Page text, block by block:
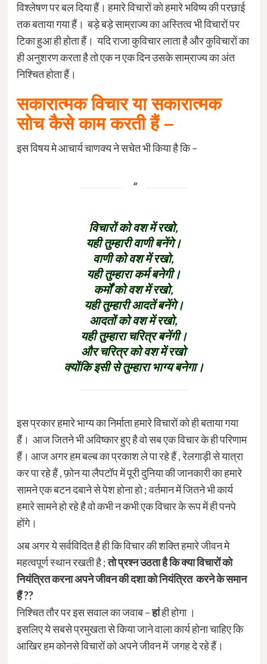
विश्लेषण पर बल दिया हैं। हमारे विचारों को हमारे भविष्य की परछाई
तक बताया गया हैं। बड़े बड़े साम्राज्य का अस्तित्व भी विचारों पर
टिका हुआ ही होता हैं। यदि राजा कुविचार लाता है और कुविचारों का
ही अनुशरण करता है तो एक न एक दिन उसके साम्राज्य का अंत
निश्चित होता हैं।
सकारात्मक विचार या सकारात्मक
सोच कैसे काम करती हैं –
इस विषय मे आचार्य चाणक्य ने सचेत भी किया है कि –
विचारों को वश में रखो,
यही तुम्हारी वाणी बनेंगे।
वाणी को वश में रखो,
यही तुम्हारा कर्म बनेगी।
कर्मों को वश में रखो,
यही तुम्हारी आदतें बनेंगे।
आदतों को वश में रखो,
यही तुम्हारा चरित्र बनेंगी।
और चरित्र को वश में रखो
क्योंकि इसी से तुम्हारा भाग्य बनेगा।
इस प्रकार हमारे भाग्य का निर्माता हमारे विचारों को ही बताया गया
हैं। आज जितने भी अविष्कार हुए है वो सब एक विचार के ही परिणाम
हैं। आज अगर हम बल्ब का प्रकाश ले पा रहे हैं , रेलगाड़ी से यात्रा
कर पा रहे हैं , फ़ोन या लैपटॉप में पूरी दुनिया की जानकारी का हमारे
सामने एक बटन दबाने से पेश होना हो ; वर्तमान में जितने भी कार्य
हमारे सामने हो रहे है वो कभी न कभी एक विचार के रूप में ही पनपे
होंगे।
अब अगर ये सर्वविदित है ही कि विचार की शक्ति हमारे जीवन मे
महत्वपूर्ण स्थान रखती है ;तो प्रश्न उठता है कि क्या विचारों को
नियंत्रित करना अपने जीवन की दशा को नियंत्रित करने के समान
हैं ??
निश्चित तौर पर इस सवाल का जवाब –हांही होगा ।
इसलिए ये सबसे प्रमुखता से किया जाने वाला कार्य होना चाहिए कि
आखिर हम कोनसे विचारों को अपने जीवन में जगह दे रहे हैं।